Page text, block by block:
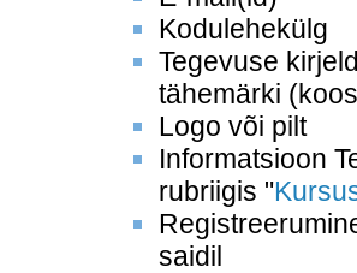
Kodulehekülg
Tegevuse
tähemärki
Logo või pilt
Informatsioon
rubriigis "
saidil